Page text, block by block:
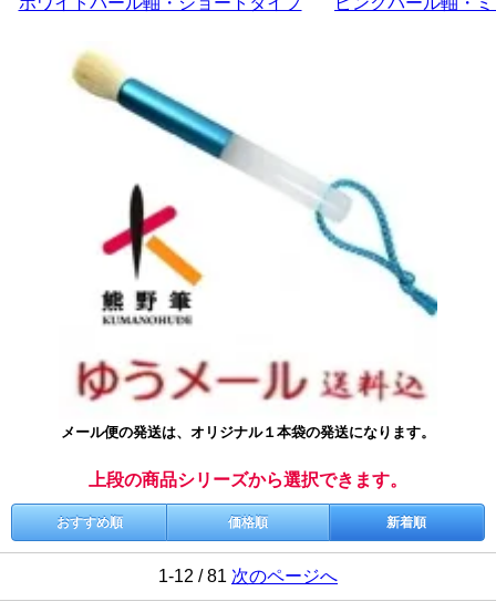
メール便の発送は、オリジナル１本袋の発送になります。
上段の商品シリーズから選択できます。
おすすめ順 価格順 新着順
1-12 / 81 次のページへ